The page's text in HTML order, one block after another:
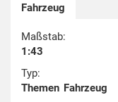
Fahrzeug
Maßstab:
1:43
Typ:
Themen Fahrzeug